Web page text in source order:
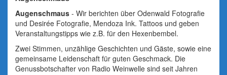
Augenschmaus - Wir berichten über Odenwald Fotografie
und Desirée Fotografie, Mendoza Ink. Tattoos und geben
Veranstaltungstipps wie z.B. für den Hexenbembel.
Zwei Stimmen, unzählige Geschichten und Gäste, sowie eine
gemeinsame Leidenschaft für guten Geschmack. Die
Genussbotschafter von Radio Weinwelle sind seit Jahren